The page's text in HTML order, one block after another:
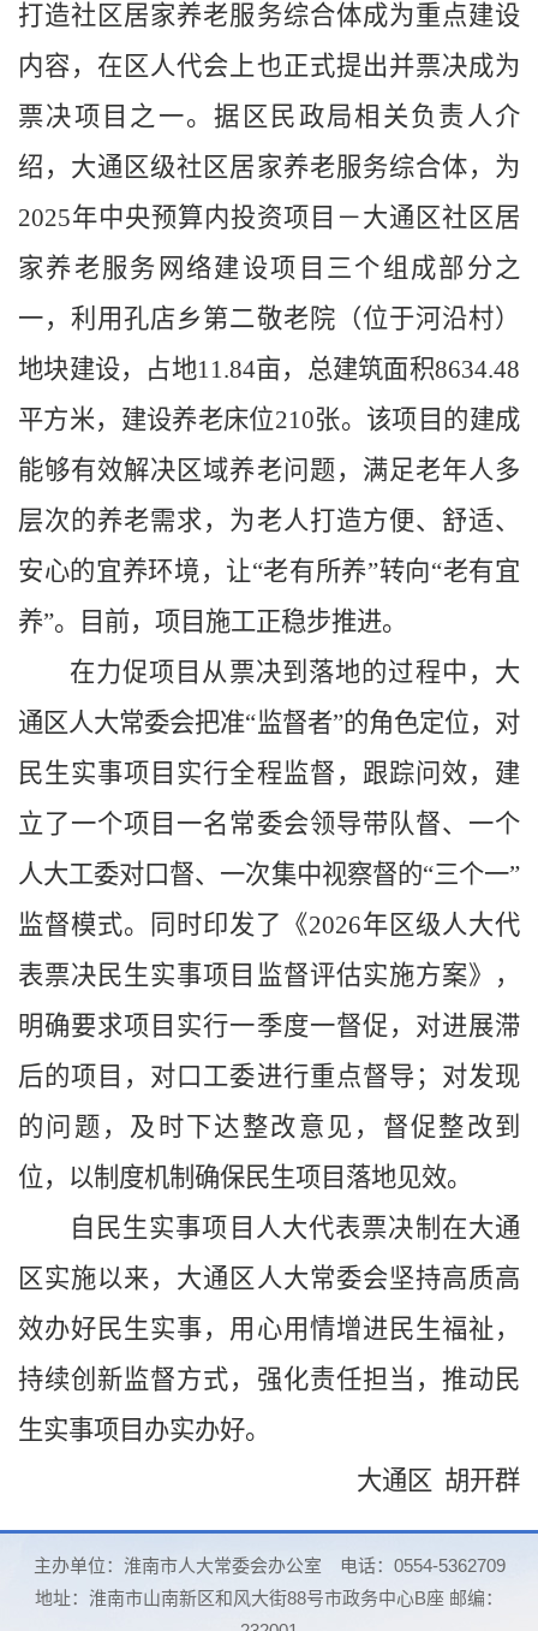
打造社区居家养老服务综合体成为重点建设
内容，在区人代会上也正式提出并票决成为
票决项目之一。据区民政局相关负责人介
绍，大通区级社区居家养老服务综合体，为
2025年中央预算内投资项目－大通区社区居
家养老服务网络建设项目三个组成部分之
一，利用孔店乡第二敬老院（位于河沿村）
地块建设，占地11.84亩，总建筑面积8634.48
平方米，建设养老床位210张。该项目的建成
能够有效解决区域养老问题，满足老年人多
层次的养老需求，为老人打造方便、舒适、
安心的宜养环境，让“老有所养”转向“老有宜
养”。目前，项目施工正稳步推进。
在力促项目从票决到落地的过程中，大
通区人大常委会把准“监督者”的角色定位，对
民生实事项目实行全程监督，跟踪问效，建
立了一个项目一名常委会领导带队督、一个
人大工委对口督、一次集中视察督的“三个一”
监督模式。同时印发了《2026年区级人大代
表票决民生实事项目监督评估实施方案》，
明确要求项目实行一季度一督促，对进展滞
后的项目，对口工委进行重点督导；对发现
的问题，及时下达整改意见，督促整改到
位，以制度机制确保民生项目落地见效。
自民生实事项目人大代表票决制在大通
区实施以来，大通区人大常委会坚持高质高
效办好民生实事，用心用情增进民生福祉，
持续创新监督方式，强化责任担当，推动民
生实事项目办实办好。
大通区 胡开群
主办单位：淮南市人大常委会办公室
电话：0554-5362709
地址：淮南市山南新区和风大街88号市政务中心B座 邮编：